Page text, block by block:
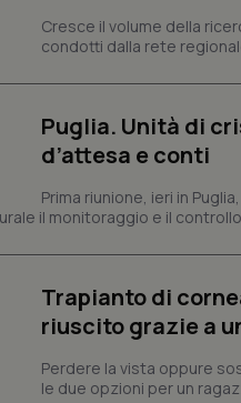
Cresce il volume della
condotti dalla rete
Puglia. Unità di
d’attesa e conti
Prima riunione, ieri in
il monitoraggio e il
Trapianto di
riuscito grazie a
Perdere la vista oppure
le due opzioni per un
tracking-sites-
tracking-enable
tracking-sites-